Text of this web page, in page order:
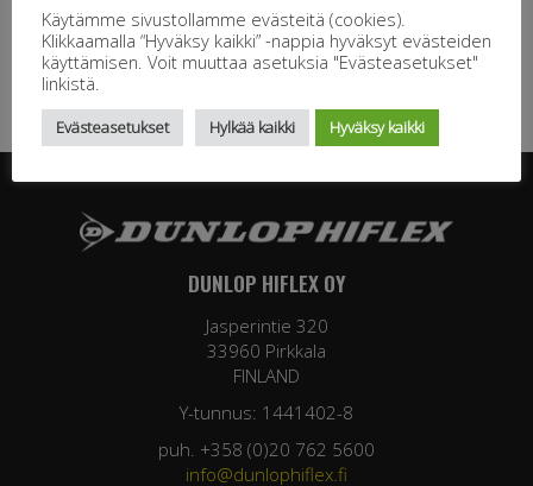
DUNLOP HIFLEX OY
Jasperintie 320
33960 Pirkkala
FINLAND
Y-tunnus: 1441402-8
puh. +358 (0)20 762 5600
info@dunlophiflex.fi
Käytämme sivustollamme evästeitä (cookies).
Klikkaamalla “Hyväksy kaikki” -nappia hyväksyt evästeiden
käyttämisen. Voit muuttaa asetuksia "Evästeasetukset"
linkistä.
Evästeasetukset Hylkää kaikki Hyväksy kaikki